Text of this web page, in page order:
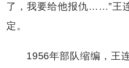
了，我要给他报仇……”王
定。
1956年部队缩编，王